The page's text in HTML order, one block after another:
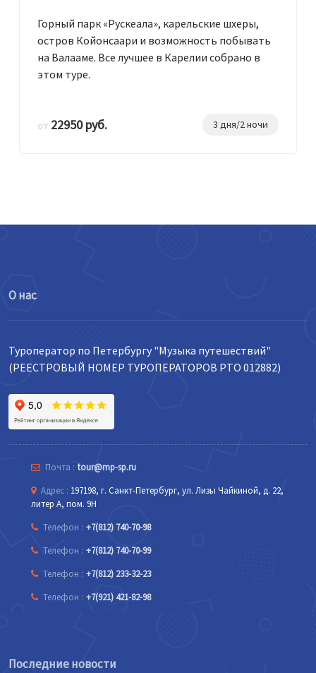
Горный парк «Рускеала», карельские шхеры,
остров Койонсаари и возможность побывать
на Валааме. Все лучшее в Карелии собрано в
этом туре.
от 22950 руб. 3 дня/2 ночи
О нас
Туроператор по Петербургу "Музыка путешествий"
(РЕЕСТРОВЫЙ НОМЕР ТУРОПЕРАТОРОВ РТО 012882)
Почта : tour@mp-sp.ru
Адрес : 197198, г. Санкт-Петербург, ул. Лизы Чайкиной, д. 22,
литер А, пом. 9Н
Телефон : +7(812) 740-70-98
Телефон : +7(812) 740-70-99
Телефон : +7(812) 233-32-23
Телефон : +7(921) 421-82-98
Последние новости